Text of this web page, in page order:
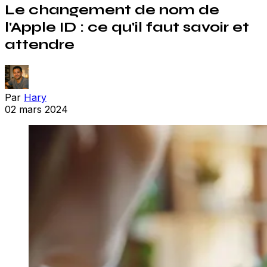
Le changement de nom de
l'Apple ID : ce qu'il faut savoir et
attendre
Par Hary
02 mars 2024